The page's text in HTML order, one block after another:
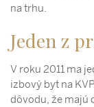
na trhu.
Jeden z
V roku 2011 ma
izbový byt na
dôvodu, že majú